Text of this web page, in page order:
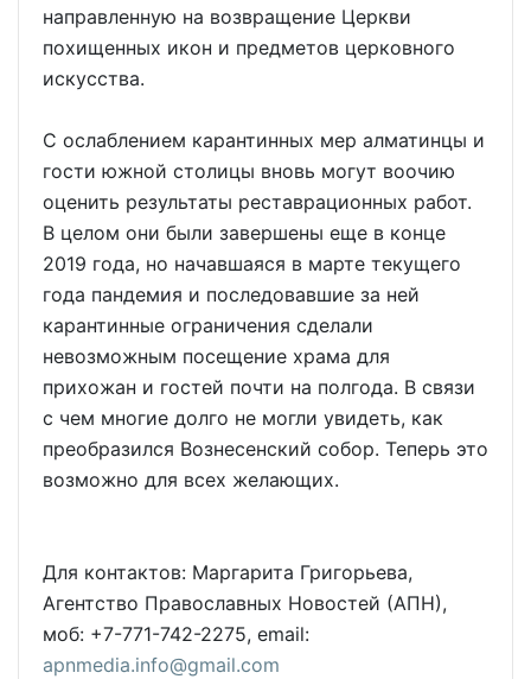
направленную на возвращение Церкви
похищенных икон и предметов церковного
искусства.
С ослаблением карантинных мер алматинцы и
гости южной столицы вновь могут воочию
оценить результаты реставрационных работ.
В целом они были завершены еще в конце
2019 года, но начавшаяся в марте текущего
года пандемия и последовавшие за ней
карантинные ограничения сделали
невозможным посещение храма для
прихожан и гостей почти на полгода. В связи
с чем многие долго не могли увидеть, как
преобразился Вознесенский собор. Теперь это
возможно для всех желающих.
Для контактов: Маргарита Григорьева,
Агентство Православных Новостей (АПН),
моб: +7-771-742-2275, email:
apnmedia.info@gmail.com